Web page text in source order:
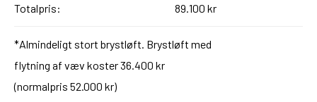
Totalpris: 89.100 kr
*Almindeligt stort brystløft. Brystløft med
flytning af væv koster 36.400 kr
(normalpris 52.000 kr)